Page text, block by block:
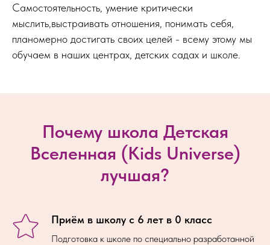
Самостоятельность, умение критически
мыслить,выстраивать отношения, понимать себя,
планомерно достигать своих целей - всему этому мы
обучаем в наших центрах, детских садах и школе.
Почему школа Детская
Вселенная (Kids Universe)
лучшая?
Приём в школу с 6 лет в 0 класс
Подготовка к школе по специально разработанной